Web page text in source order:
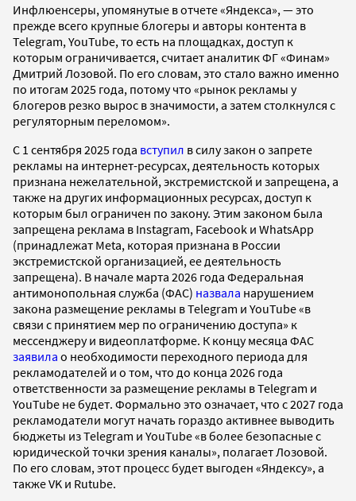
Инфлюенсеры, упомянутые в отчете «Яндекса», — это
прежде всего крупные блогеры и авторы контента в
Telegram, YouTube, то есть на площадках, доступ к
которым ограничивается, считает аналитик ФГ «Финам»
Дмитрий Лозовой. По его словам, это стало важно именно
по итогам 2025 года, потому что «рынок рекламы у
блогеров резко вырос в значимости, а затем столкнулся с
регуляторным переломом».
C 1 сентября 2025 года вступил в силу закон о запрете
рекламы на интернет-ресурсах, деятельность которых
признана нежелательной, экстремистской и запрещена, а
также на других информационных ресурсах, доступ к
которым был ограничен по закону. Этим законом была
запрещена реклама в Instagram, Facebook и WhatsApp
(принадлежат Meta, которая признана в России
экстремистской организацией, ее деятельность
запрещена). В начале марта 2026 года Федеральная
антимонопольная служба (ФАС) назвала нарушением
закона размещение рекламы в Telegram и YouTube «в
связи с принятием мер по ограничению доступа» к
мессенджеру и видеоплатформе. К концу месяца ФАС
заявила о необходимости переходного периода для
рекламодателей и о том, что до конца 2026 года
ответственности за размещение рекламы в Telegram и
YouTube не будет. Формально это означает, что с 2027 года
рекламодатели могут начать гораздо активнее выводить
бюджеты из Telegram и YouTube «в более безопасные с
юридической точки зрения каналы», полагает Лозовой.
По его словам, этот процесс будет выгоден «Яндексу», а
также VK и Rutube.